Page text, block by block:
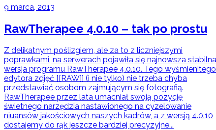
9 marca, 2013
RawTherapee 4.0.10 – tak po prostu
Z delikatnym poślizgiem, ale za to z liczniejszymi
poprawkami, na serwerach pojawiła się najnowsza stabilna
wersja programu RawTherapee 4.0.10. Tego wyśmienitego
edytora zdjęć [[RAW]] (i nie tylko) nie trzeba chyba
przedstawiać osobom zajmującym się fotografią.
RawTherapee przez lata umacniał swoją pozycję
świetnego narzędzia nastawionego na cyzelowanie
niuansów jakościowych naszych kadrów, a z wersją 4.0.10
dostajemy do rąk jeszcze bardziej precyzyjne...